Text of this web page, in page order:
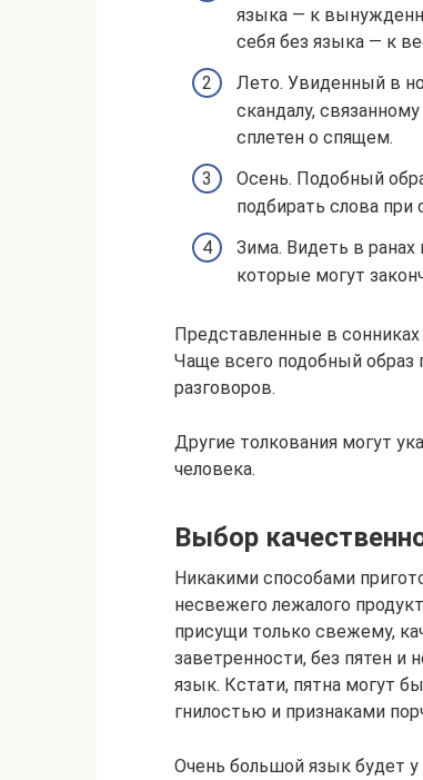
языка — к
себя без языка — к
Лето. Увиденный в
скандалу,
сплетен о спящем.
Осень. Подобный
подбирать слова
Зима. Видеть в
которые могут
Представленные в
Чаще всего подобный образ
разговоров.
Другие толкования могут
человека.
Выбор
Никакими способами
несвежего лежалого
присущи только свежему,
заветренности, без пятен
язык. Кстати, пятна могут
гнилостью и признаками
Очень большой язык будет